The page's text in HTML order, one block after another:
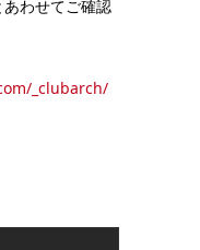
わせてご確認
_clubarch/